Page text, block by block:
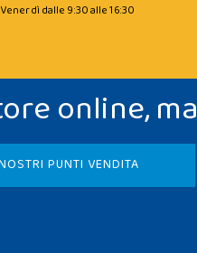
dalle 9:30 alle 16:30
online, ma
PUNTI VENDITA